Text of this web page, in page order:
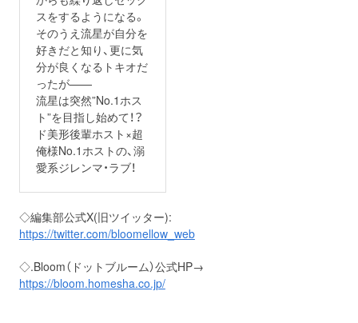
スをするようになる。
そのうえ流星が自分を
好きだと知り、更に気
分が良くなるトキオだ
ったが——
流星は突然”No.1ホス
ト”を目指し始めて！？
ド美形後輩ホスト×超
俺様No.1ホストの、溺
愛系ジレンマ・ラブ！
◇編集部公式X(旧ツイッター):
https://twitter.com/bloomellow_web
◇.Bloom（ドットブルーム）公式HP→
https://bloom.homesha.co.jp/